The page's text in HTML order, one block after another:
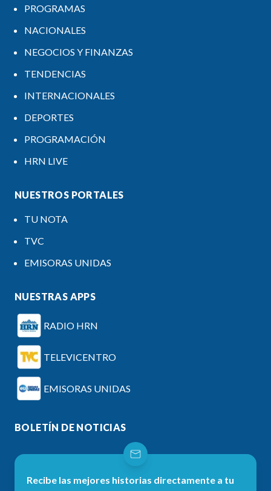
PROGRAMAS
NACIONALES
NEGOCIOS Y FINANZAS
TENDENCIAS
INTERNACIONALES
DEPORTES
PROGRAMACIÓN
HRN LIVE
NUESTROS PORTALES
TU NOTA
TVC
EMISORAS UNIDAS
NUESTRAS APPS
RADIO HRN
TELEVICENTRO
EMISORAS UNIDAS
BOLETÍN DE NOTICIAS
Recibe las mejores historias directamente a tu